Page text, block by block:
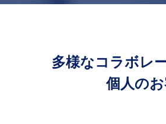
多様なコラボレ
個人の